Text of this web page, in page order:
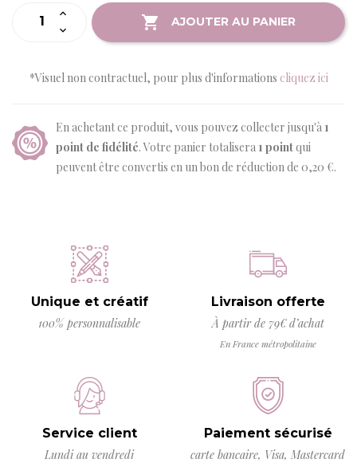
AJOUTER AU PANIER
*Visuel non contractuel, pour plus d'informations cliquez ici
En achetant ce produit, vous pouvez collecter jusqu'à 1
point de fidélité. Votre panier totalisera 1 pointqui
peuvent être convertis en un bon de réduction de 0,20 €.
Unique et créatif
100% personnalisable
Livraison offerte
À partir de 79€ d’achat
En France métropolitaine
Service client
Lundi au vendredi
Paiement sécurisé
carte bancaire, Visa, Mastercard